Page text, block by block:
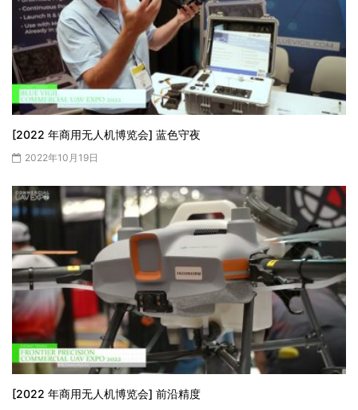
[2022 年商用无人机博览会] 蓝色守夜
2022年10月19日
[2022 年商用无人机博览会] 前沿精度